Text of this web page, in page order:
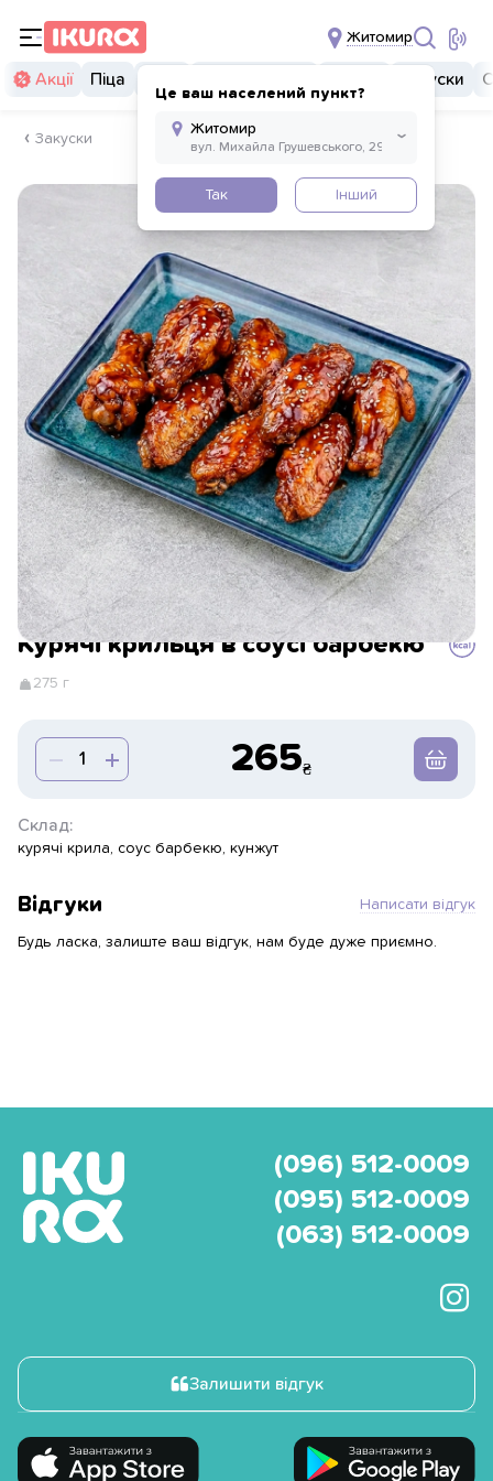
Житомир
Це ваш населений пункт?
Так Інший
Акції Піца Закуски
Закуски
Курячі крильця в соусі барбекю
275 г
265
Склад:
курячі крила, соус барбекю, кунжут
Відгуки Написати відгук
Будь ласка, залиште ваш відгук, нам буде дуже приємно.
(096) 512-0009
(095) 512-0009
(063) 512-0009
Залишити відгук